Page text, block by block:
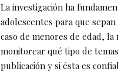
La investigación ha
adolescentes para que
caso de menores de edad,
monitorear qué tipo de
publicación y si ésta es